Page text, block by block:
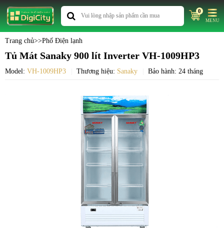
0
MENU
Trang chủ>>Phố Điện lạnh
Tủ Mát Sanaky 900 lít Inverter VH-1009HP3
Model: VH-1009HP3 Thương hiệu: Sanaky Bảo hành: 24 tháng